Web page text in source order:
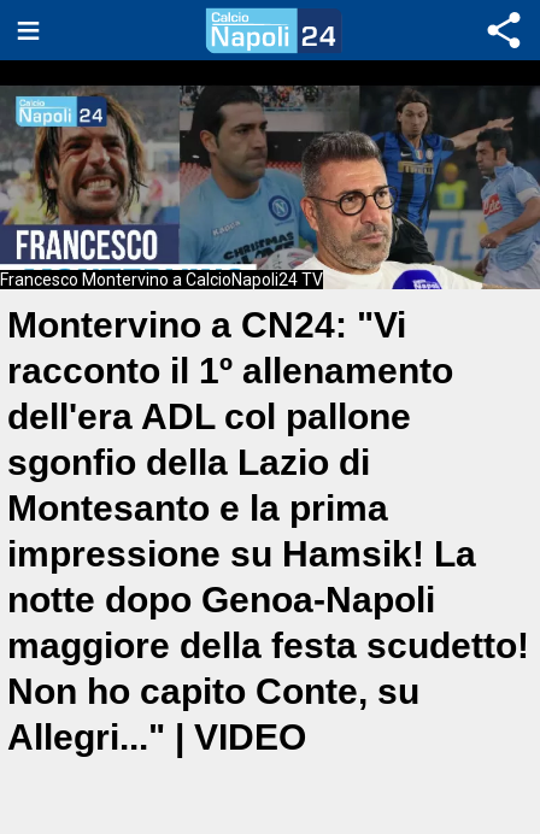
Francesco Montervino a CalcioNapoli24 TV
Montervino a CN24: "Vi
racconto il 1º allenamento
dell'era ADL col pallone
sgonfio della Lazio di
Montesanto e la prima
impressione su Hamsik! La
notte dopo Genoa-Napoli
maggiore della festa scudetto!
Non ho capito Conte, su
Allegri..." | VIDEO